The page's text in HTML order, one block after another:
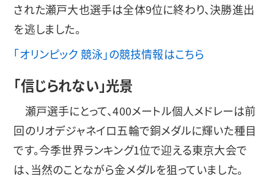
された瀬戸大也選手は全体9位に終わり、決勝進出
を逃しました。
「オリンピック 競泳」の競技情報はこちら
「信じられない」光景
瀬戸選手にとって、400メートル個人メドレーは前
回のリオデジャネイロ五輪で銅メダルに輝いた種目
です。今季世界ランキング1位で迎える東京大会で
は、当然のことながら金メダルを狙っていました。